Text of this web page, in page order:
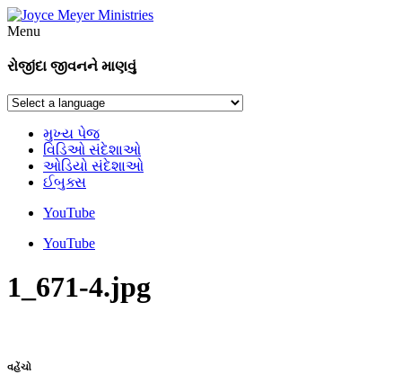
Menu
રોજીંદા જીવનને માણવું
મુખ્ય પેજ
વિડિઓ સંદેશાઓ
ઓડિયો સંદેશાઓ
ઈબુક્સ
YouTube
YouTube
1_671-4.jpg
વહેંચો